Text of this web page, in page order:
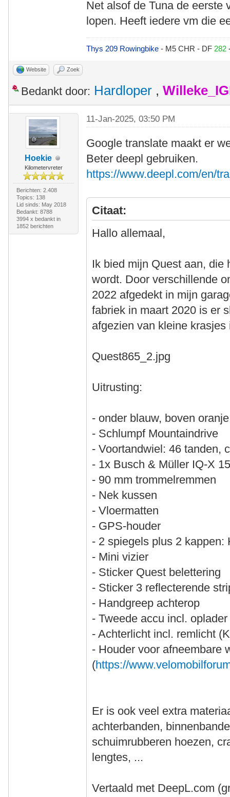
Net alsof de Tuna de eerste
lopen. Heeft iedere vm die
Thys 209 Rowingbike- M5 CHR - DF 282
Website Zoek
Bedankt door: Hardloper ,
Hoekie
Kilometervreter
Berichten: 2.408
Topics: 138
Lid sinds: May 2018
Bedankt: 8788
3994 x bedankt in
1852 berichten
11-Jan-2025, 03:50 PM
Google translate maakt er
Beter deepl gebruiken.
https://www.deepl.com/en/
Citaat:
Hallo allemaal,
Ik bied mijn Quest aan, die
wordt. Door verschillende
2022 afgedekt in mijn
fabriek in maart 2020 is er
afgezien van kleine
Quest865_2.jpg
Uitrusting:
- onder blauw, boven oranje
- Schlumpf Mountaindrive
- Voortandwiel: 46 tanden,
- 1x Busch & Müller IQ-X
- 90 mm trommelremmen
- Nek kussen
- Vloermatten
- GPS-houder
- 2 spiegels plus 2 kappen:
- Mini vizier
- Sticker Quest belettering
- Sticker 3 reflecterende
- Handgreep achterop
- Tweede accu incl. oplader
- Achterlicht incl. remlicht
- Houder voor afneembare
(https://
Er is ook veel extra
achterbanden,
schuimrubberen hoezen,
lengtes, ...
Vertaald met DeepL.com